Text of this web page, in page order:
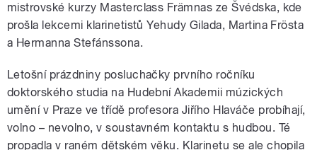
mistrovské kurzy Masterclass Främnas ze Švédska, kde
prošla lekcemi klarinetistů Yehudy Gilada, Martina Frösta
a Hermanna Stefánssona.
Letošní prázdniny posluchačky prvního ročníku
doktorského studia na Hudební Akademii múzických
umění v Praze ve třídě profesora Jiřího Hlaváče probíhají,
volno – nevolno, v soustavném kontaktu s hudbou. Té
propadla v raném dětském věku. Klarinetu se ale chopila